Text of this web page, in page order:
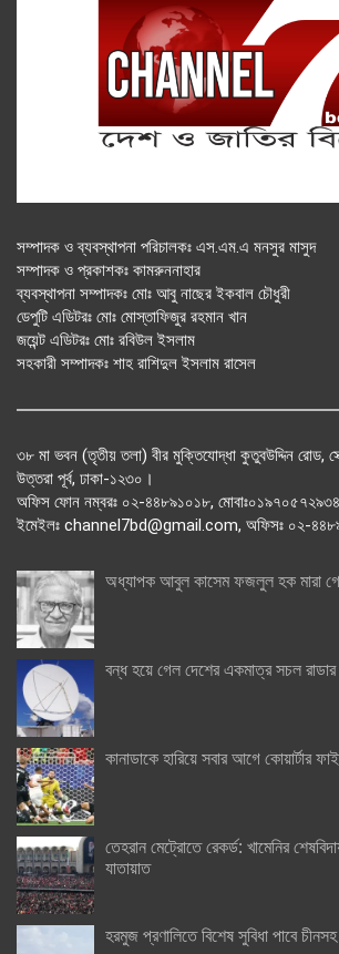
সম্পাদক ও ব্যবস্থাপনা পরিচালকঃ এস.এম.এ মনসুর মাসুদ
সম্পাদক ও প্রকাশকঃ কামরুননাহার
ব্যবস্থাপনা সম্পাদকঃ মোঃ আবু নাছের ইকবাল চৌধুরী
ডেপুটি এডিটরঃ মোঃ মোস্তাফিজুর রহমান খান
জয়েন্ট এডিটরঃ মোঃ রবিউল ইসলাম
সহকারী সম্পাদকঃ শাহ রাশিদুল ইসলাম রাসেল
৩৮ মা ভবন (তৃতীয় তলা) বীর মুক্তিযোদ্ধা কুতুবউদ্দিন রোড,
উত্তরা পূর্ব, ঢাকা-১২৩০।
অফিস ফোন নম্বরঃ ০২-৪৪৮৯১০১৮,
ইমেইলঃ channel7bd@gmail.com, অফিসঃ ০২-
অধ্যাপক আবুল কাসেম ফজলুল হক মারা
বন্ধ হয়ে গেল দেশের একমাত্র সচল রাডার
কানাডাকে হারিয়ে সবার আগে কোয়ার্টার
তেহরান মেট্রোতে রেকর্ড: খামেনির
যাতায়াত
হরমুজ প্রণালিতে বিশেষ সুবিধা পাবে